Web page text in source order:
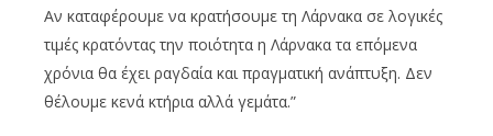
Αν καταφέρουμε να κρατήσουμε τη Λάρνακα σε λογικές
τιμές κρατόντας την ποιότητα η Λάρνακα τα επόμενα
χρόνια θα έχει ραγδαία και πραγματική ανάπτυξη. Δεν
θέλουμε κενά κτήρια αλλά γεμάτα.”